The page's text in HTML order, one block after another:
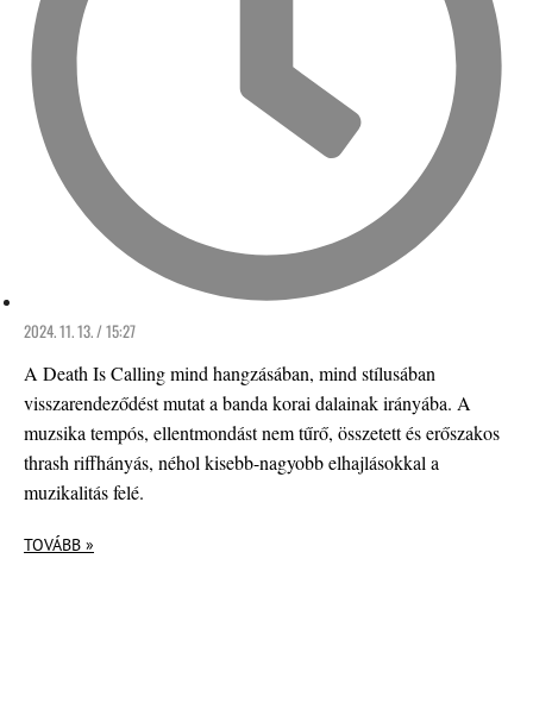
2024. 11. 13. / 15:27
A Death Is Calling mind hangzásában, mind stílusában
visszarendeződést mutat a banda korai dalainak irányába. A
muzsika tempós, ellentmondást nem tűrő, összetett és erőszakos
thrash riffhányás, néhol kisebb-nagyobb elhajlásokkal a
muzikalitás felé.
TOVÁBB »